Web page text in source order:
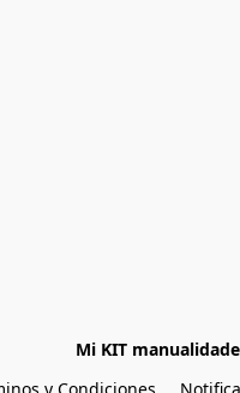
Mi KIT